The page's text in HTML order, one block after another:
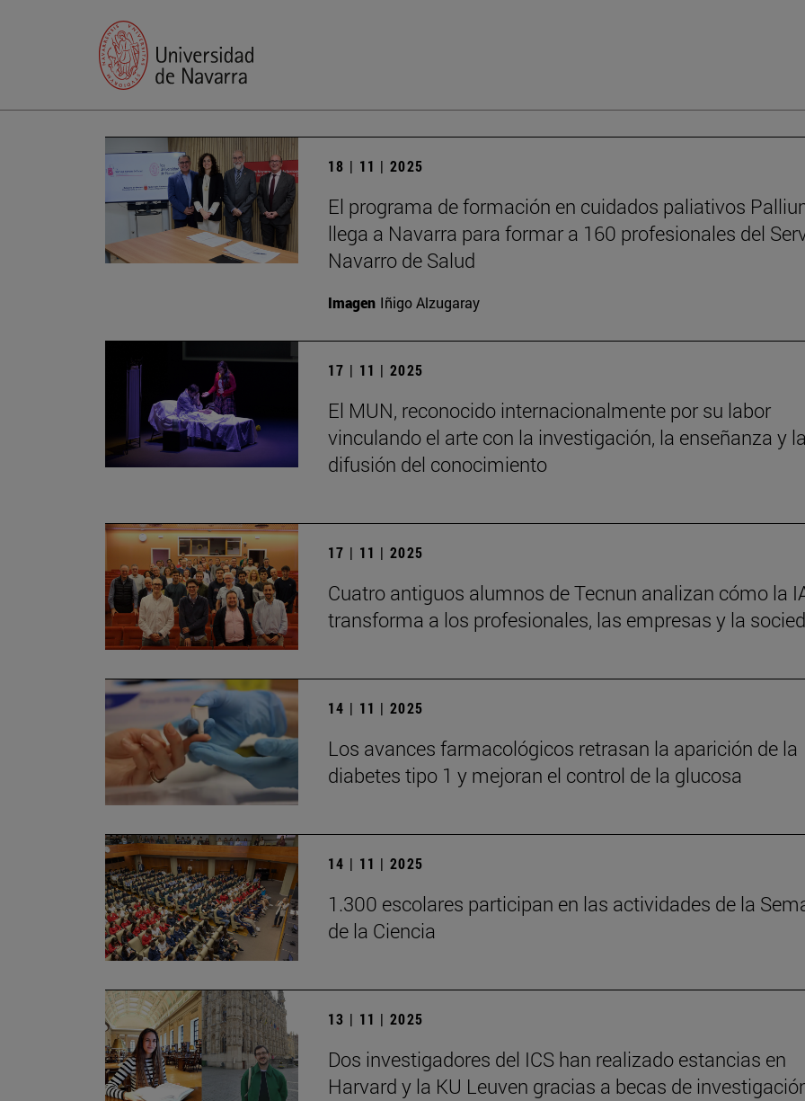
18 | 11 | 2025
El programa de formación en cuidados paliativos
llega a Navarra para formar a 160 profesionales del
Navarro de Salud
Imagen Iñigo Alzugaray
17 | 11 | 2025
El MUN, reconocido internacionalmente por su labor
vinculando el arte con la investigación, la enseñanza y
difusión del conocimiento
17 | 11 | 2025
Cuatro antiguos alumnos de Tecnun analizan cómo la
transforma a los profesionales, las empresas y la
14 | 11 | 2025
Los avances farmacológicos retrasan la aparición de la
diabetes tipo 1 y mejoran el control de la glucosa
14 | 11 | 2025
1.300 escolares participan en las actividades de la
de la Ciencia
13 | 11 | 2025
Dos investigadores del ICS han realizado estancias en
Harvard y la KU Leuven gracias a becas de